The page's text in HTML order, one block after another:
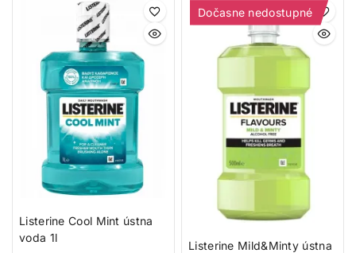
Listerine Cool Mint ústna
voda 1l
Dočasne nedostupné
Listerine Mild&Minty ústna